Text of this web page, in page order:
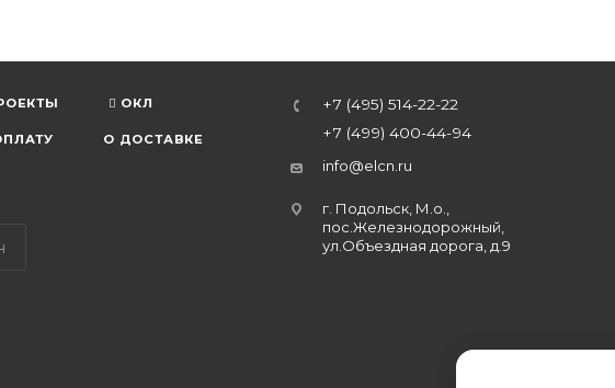
ОКЛ
О ДОСТАВКЕ
+7 (495) 514-22-22
+7 (499) 400-44-94
info@elcn.ru
г. Подольск, М.о.,
пос.Железнодорожный,
ул.Объездная дорога, д.9